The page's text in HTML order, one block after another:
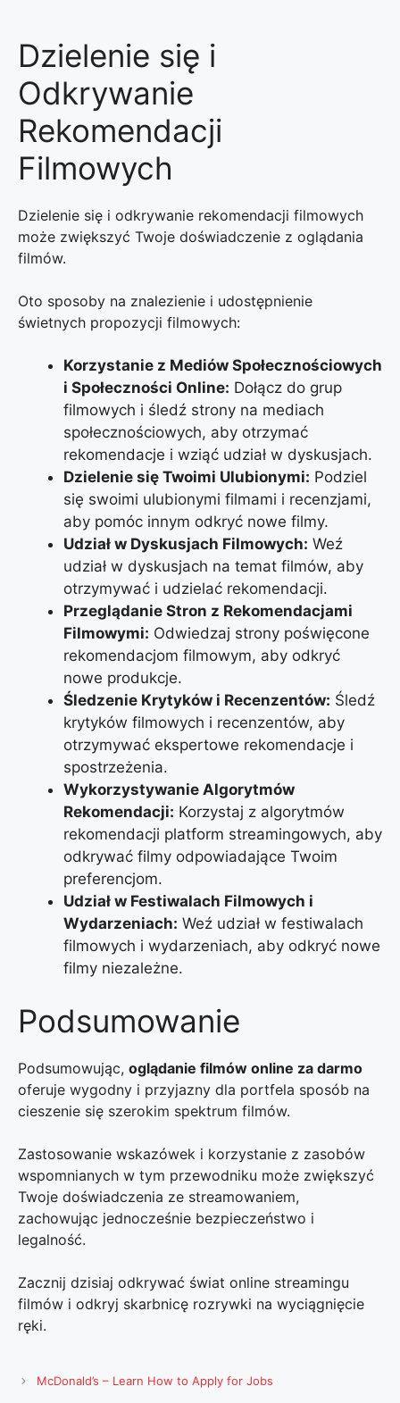
Dzielenie się i
Odkrywanie
Rekomendacji
Filmowych
Dzielenie się i odkrywanie rekomendacji filmowych
może zwiększyć Twoje doświadczenie z oglądania
filmów.
Oto sposoby na znalezienie i udostępnienie
świetnych propozycji filmowych:
Korzystanie z Mediów Społecznościowych
i Społeczności Online: Dołącz do grup
filmowych i śledź strony na mediach
społecznościowych, aby otrzymać
rekomendacje i wziąć udział w dyskusjach.
Dzielenie się Twoimi Ulubionymi: Podziel
się swoimi ulubionymi filmami i recenzjami,
aby pomóc innym odkryć nowe filmy.
Udział w Dyskusjach Filmowych: Weź
udział w dyskusjach na temat filmów, aby
otrzymywać i udzielać rekomendacji.
Przeglądanie Stron z Rekomendacjami
Filmowymi: Odwiedzaj strony poświęcone
rekomendacjom filmowym, aby odkryć
nowe produkcje.
Śledzenie Krytyków i Recenzentów: Śledź
krytyków filmowych i recenzentów, aby
otrzymywać ekspertowe rekomendacje i
spostrzeżenia.
Wykorzystywanie Algorytmów
Rekomendacji: Korzystaj z algorytmów
rekomendacji platform streamingowych, aby
odkrywać filmy odpowiadające Twoim
preferencjom.
Udział w Festiwalach Filmowych i
Wydarzeniach: Weź udział w festiwalach
filmowych i wydarzeniach, aby odkryć nowe
filmy niezależne.
Podsumowanie
Podsumowując, oglądanie filmów online za darmo
oferuje wygodny i przyjazny dla portfela sposób na
cieszenie się szerokim spektrum filmów.
Zastosowanie wskazówek i korzystanie z zasobów
wspomnianych w tym przewodniku może zwiększyć
Twoje doświadczenia ze streamowaniem,
zachowując jednocześnie bezpieczeństwo i
legalność.
Zacznij dzisiaj odkrywać świat online streamingu
filmów i odkryj skarbnicę rozrywki na wyciągnięcie
ręki.
McDonald’s – Learn How to Apply for Jobs